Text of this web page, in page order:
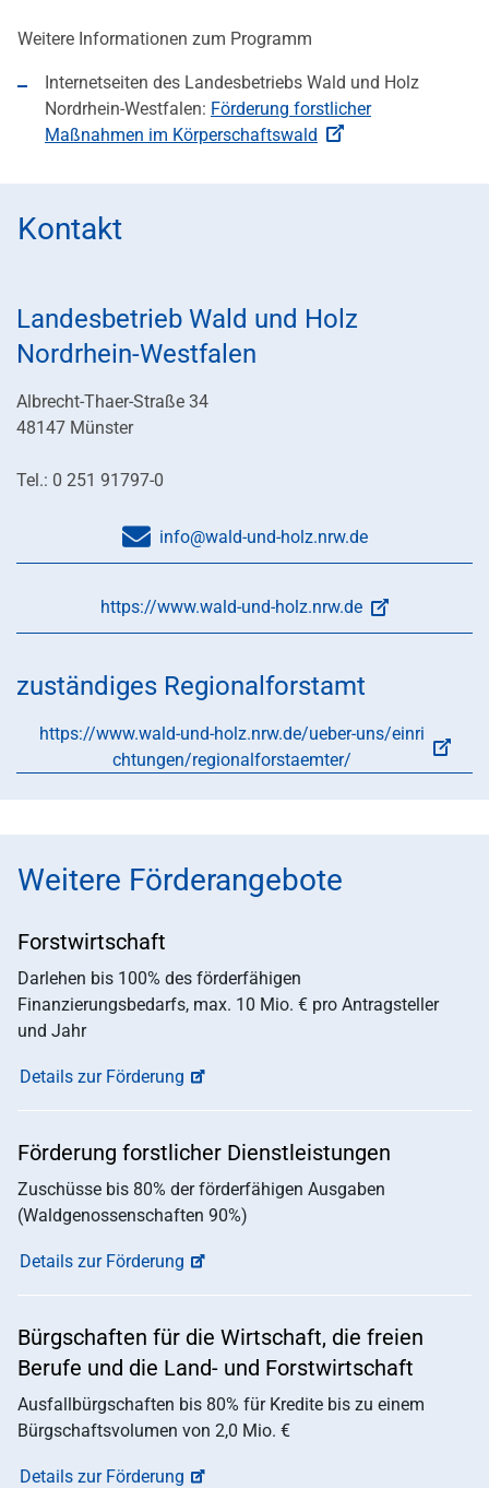
Weitere Informationen zum Programm
Internetseiten des Landesbetriebs Wald und Holz
Nordrhein-Westfalen: Förderung forstlicher
Maßnahmen im Körperschaftswald
Kontakt
Landesbetrieb Wald und Holz
Nordrhein-Westfalen
Albrecht-Thaer-Straße 34
48147 Münster
Tel.: 0 251 91797-0
info@wald-und-holz.nrw.de
https://www.wald-und-holz.nrw.de
zuständiges Regionalforstamt
https://www.wald-und-holz.nrw.de/ueber-uns/einri
chtungen/regionalforstaemter/
Weitere Förderangebote
Forstwirtschaft
Darlehen bis 100% des förderfähigen
Finanzierungsbedarfs, max. 10 Mio. € pro Antragsteller
und Jahr
Details zur Förderung
Förderung forstlicher Dienstleistungen
Zuschüsse bis 80% der förderfähigen Ausgaben
(Waldgenossenschaften 90%)
Details zur Förderung
Bürgschaften für die Wirtschaft, die freien
Berufe und die Land- und Forstwirtschaft
Ausfallbürgschaften bis 80% für Kredite bis zu einem
Bürgschaftsvolumen von 2,0 Mio. €
Details zur Förderung